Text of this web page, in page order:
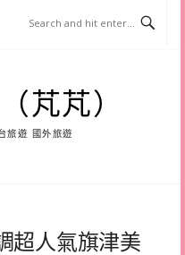
芃芃）
旅遊 國外旅遊
超人氣旗津美